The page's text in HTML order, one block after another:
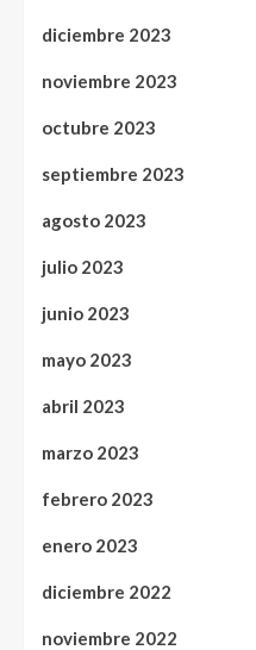
diciembre 2023
noviembre 2023
octubre 2023
septiembre 2023
agosto 2023
julio 2023
junio 2023
mayo 2023
abril 2023
marzo 2023
febrero 2023
enero 2023
diciembre 2022
noviembre 2022